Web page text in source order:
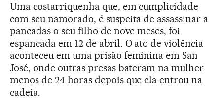
Uma costarriquenha que, em cumplicidade
com seu namorado, é suspeita de assassinar a
pancadas o seu filho de nove meses, foi
espancada em 12 de abril. O ato de violência
aconteceu em uma prisão feminina em San
José, onde outras presas bateram na mulher
menos de 24 horas depois que ela entrou na
cadeia.